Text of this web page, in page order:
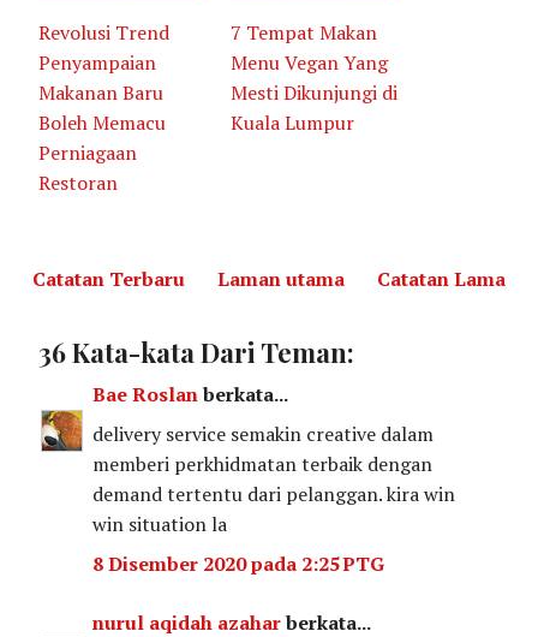
Revolusi Trend
Penyampaian
Makanan Baru
Boleh Memacu
Perniagaan
Restoran
7 Tempat Makan
Menu Vegan Yang
Mesti Dikunjungi di
Kuala Lumpur
Catatan Terbaru Catatan Lama
Laman utama
36 Kata-kata Dari Teman:
Bae Roslanberkata...
delivery service semakin creative dalam
memberi perkhidmatan terbaik dengan
demand tertentu dari pelanggan. kira win
win situation la
8 Disember 2020 pada 2:25 PTG
nurul aqidah azaharberkata...